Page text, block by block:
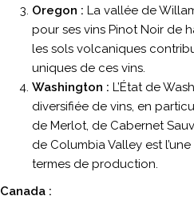
Oregon : La vallée de
pour ses vins Pinot Noir de
les sols volcaniques
uniques de ces vins.
Washington : L’État de
diversifiée de vins, en
de Merlot, de Cabernet
de Columbia Valley est
termes de production.
Canada :